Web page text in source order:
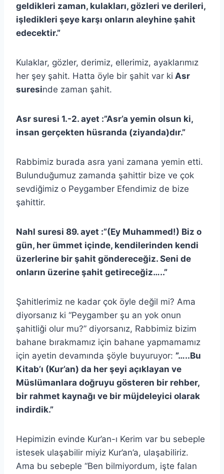
geldikleri zaman, kulakları, gözleri ve derileri,
işledikleri şeye karşı onların aleyhine şahit
edecektir.”
Kulaklar, gözler, derimiz, ellerimiz, ayaklarımız
her şey şahit. Hatta öyle bir şahit var ki Asr
suresinde zaman şahit.
Asr suresi 1.-2. ayet :”Asr’a yemin olsun ki,
insan gerçekten hüsranda (ziyanda)dır.”
Rabbimiz burada asra yani zamana yemin etti.
Bulunduğumuz zamanda şahittir bize ve çok
sevdiğimiz o Peygamber Efendimiz de bize
şahittir.
Nahl suresi 89. ayet :”(Ey Muhammed!) Biz o
gün, her ümmet içinde, kendilerinden kendi
üzerlerine bir şahit göndereceğiz. Seni de
onların üzerine şahit getireceğiz…..”
Şahitlerimiz ne kadar çok öyle değil mi? Ama
diyorsanız ki “Peygamber şu an yok onun
şahitliği olur mu?” diyorsanız, Rabbimiz bizim
bahane bırakmamız için bahane yapmamamız
için ayetin devamında şöyle buyuruyor: ”…..Bu
Kitab’ı (Kur’an) da her şeyi açıklayan ve
Müslümanlara doğruyu gösteren bir rehber,
bir rahmet kaynağı ve bir müjdeleyici olarak
indirdik.”
Hepimizin evinde Kur’an-ı Kerim var bu sebeple
istesek ulaşabilir miyiz Kur’an’a, ulaşabiliriz.
Ama bu sebeple “Ben bilmiyordum, işte falan